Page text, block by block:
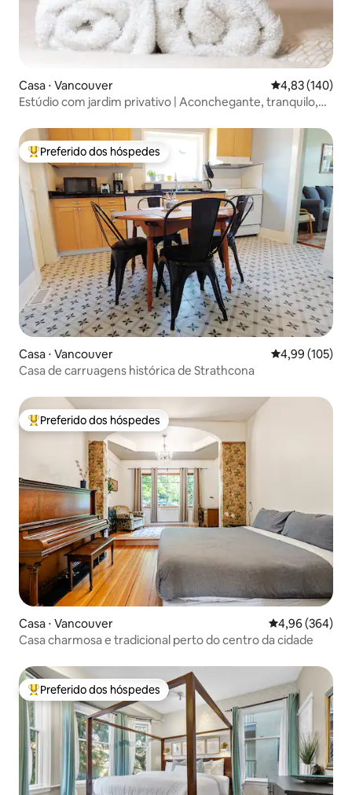
Casa ⋅ Vancouver 4,83 de uma
4,83 (140)
Estúdio com jardim privativo | Aconchegante, tranquilo,
Entre os melhores preferidos dos hóspedes
Preferido dos hóspedes
Casa ⋅ Vancouver 4,99 de uma
4,99 (105)
Casa de carruagens histórica de Strathcona
Entre os melhores preferidos dos hóspedes
Preferido dos hóspedes
Casa ⋅ Vancouver 4,96 de uma
4,96 (364)
Casa charmosa e tradicional perto do centro da cidade
Entre os melhores preferidos dos hóspedes
Preferido dos hóspedes